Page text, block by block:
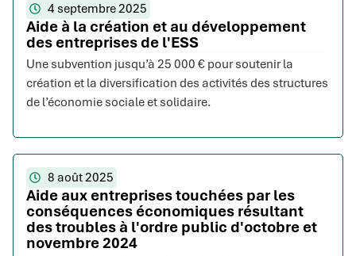
4 septembre 2025
Aide à la création et au développement
des entreprises de l'ESS
Une subvention jusqu’à 25 000 € pour soutenir la
création et la diversification des activités des structures
de l’économie sociale et solidaire.
8 août 2025
Aide aux entreprises touchées par les
conséquences économiques résultant
des troubles à l'ordre public d'octobre et
novembre 2024